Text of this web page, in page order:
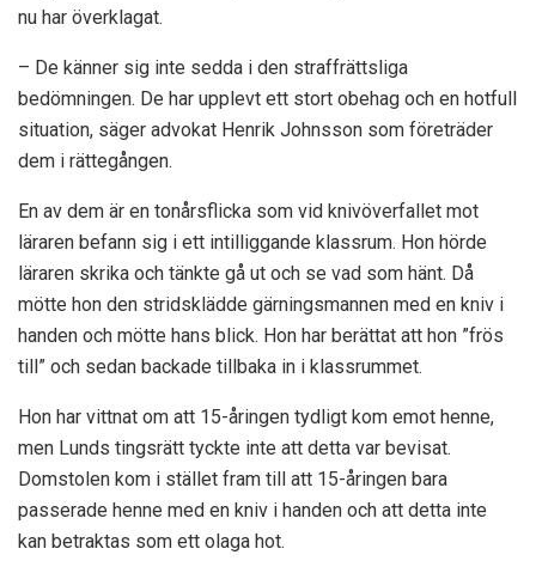
nu har överklagat.
– De känner sig inte sedda i den straffrättsliga
bedömningen. De har upplevt ett stort obehag och en hotfull
situation, säger advokat Henrik Johnsson som företräder
dem i rättegången.
En av dem är en tonårsflicka som vid knivöverfallet mot
läraren befann sig i ett intilliggande klassrum. Hon hörde
läraren skrika och tänkte gå ut och se vad som hänt. Då
mötte hon den stridsklädde gärningsmannen med en kniv i
handen och mötte hans blick. Hon har berättat att hon ”frös
till” och sedan backade tillbaka in i klassrummet.
Hon har vittnat om att 15-åringen tydligt kom emot henne,
men Lunds tingsrätt tyckte inte att detta var bevisat.
Domstolen kom i stället fram till att 15-åringen bara
passerade henne med en kniv i handen och att detta inte
kan betraktas som ett olaga hot.